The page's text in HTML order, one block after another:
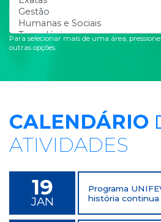
Para selecionar mais de uma área,
outras opções.
CALENDÁRIO
ATIVIDADES
19
JAN
Programa
história continua